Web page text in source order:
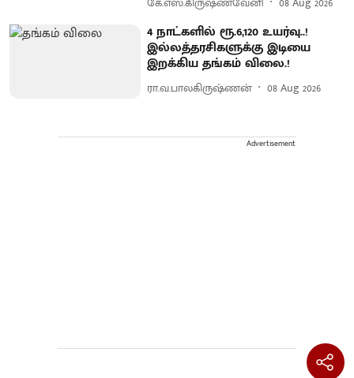
4 நாட்களில் ரூ.6,120 உயர்வு..!
இல்லத்தரசிகளுக்கு இடியை
இறக்கிய தங்கம் விலை.!
ரா.வ.பாலகிருஷ்ணன் 08 Aug 2026
Advertisement